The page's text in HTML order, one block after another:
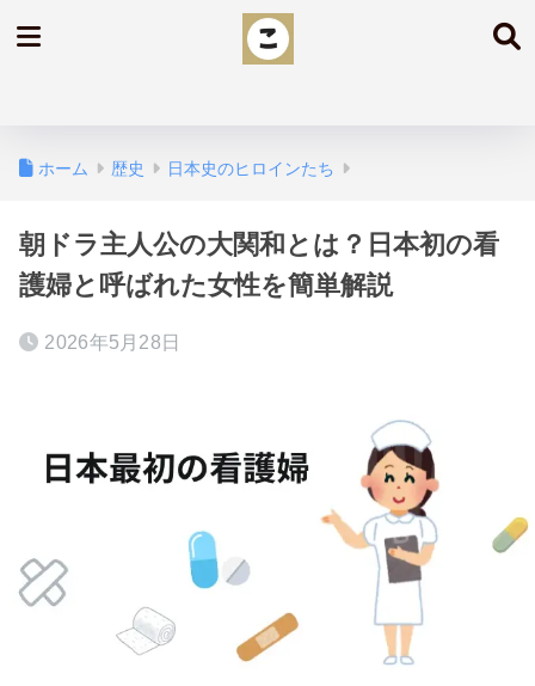
ホーム 歴史 日本史のヒロインたち
朝ドラ主人公の大関和とは？日本初の看
護婦と呼ばれた女性を簡単解説
2026年5月28日